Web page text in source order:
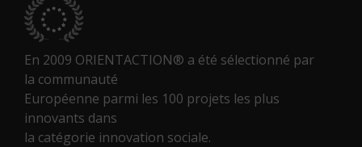
En 2009 ORIENTACTION® a été sélectionné par
la communauté
Européenne parmi les 100 projets les plus
innovants dans
la catégorie innovation sociale.